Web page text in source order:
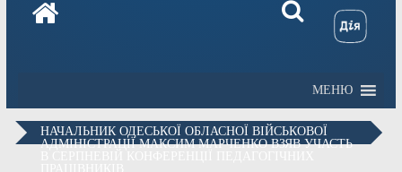
МЕНЮ
НАЧАЛЬНИК ОДЕСЬКОЇ ОБЛАСНОЇ ВІЙСЬКОВОЇ
АДМІНІСТРАЦІЇ МАКСИМ МАРЧЕНКО ВЗЯВ УЧАСТЬ